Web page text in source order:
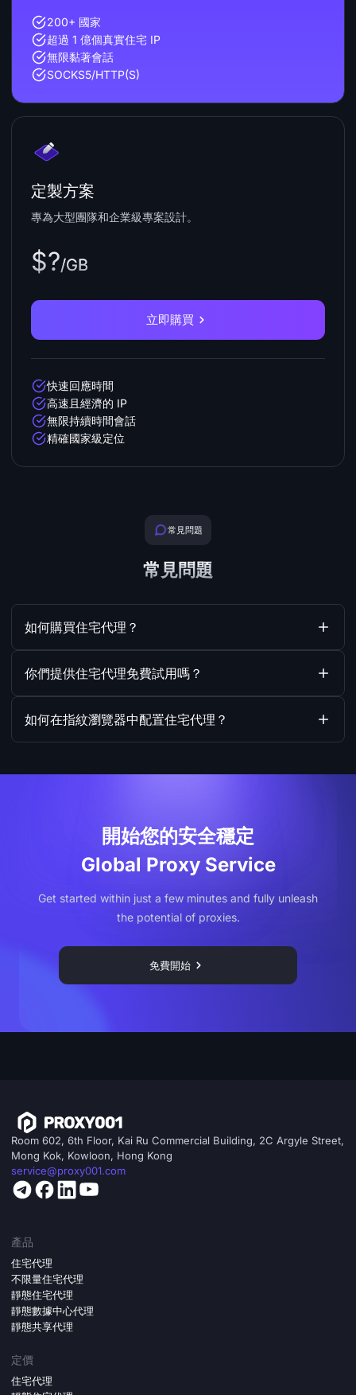
200+ 國家
超過 1 億個真實住宅 IP
無限黏著會話
SOCKS5/HTTP(S)
定製方案
專為大型團隊和企業級專案設計。
$?/GB
立即購買
快速回應時間
高速且經濟的 IP
無限持續時間會話
精確國家級定位
常見問題
常見問題
如何購買住宅代理？
你們提供住宅代理免費試用嗎？
如何在指紋瀏覽器中配置住宅代理？
開始您的安全穩定
Global Proxy Service
Get started within just a few minutes and fully unleash
the potential of proxies.
免費開始
Room 602, 6th Floor, Kai Ru Commercial Building, 2C Argyle Street,
Mong Kok, Kowloon, Hong Kong
service@proxy001.com
產品
住宅代理
不限量住宅代理
靜態住宅代理
靜態數據中心代理
靜態共享代理
定價
住宅代理